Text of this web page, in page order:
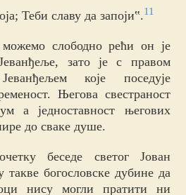
Теби славу да запоји‟.11
слободно рећи он је
зато је с правом
које поседује
Његова свестраност
а једноставност његових
до сваке душе.
беседе светог Јован
такве богословске дубине да
нису могли пратити ни